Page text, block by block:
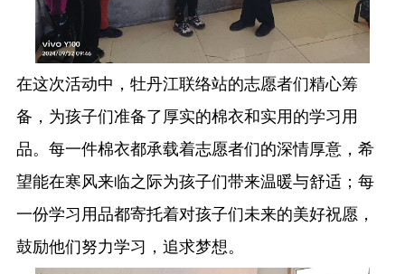
在这次活动中，牡丹江联络站的志愿者们精心筹
备，为孩子们准备了厚实的棉衣和实用的学习用
品。每一件棉衣都承载着志愿者们的深情厚意，希
望能在寒风来临之际为孩子们带来温暖与舒适；每
一份学习用品都寄托着对孩子们未来的美好祝愿，
鼓励他们努力学习，追求梦想。